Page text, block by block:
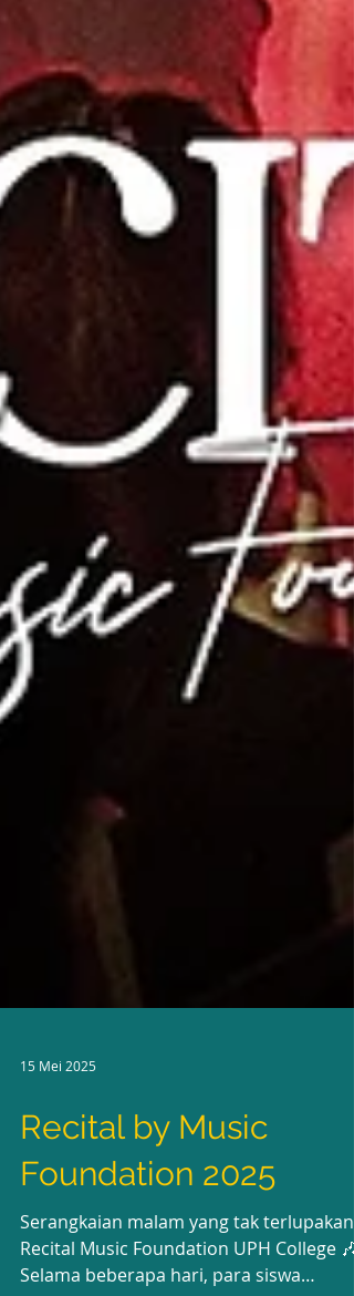
15 Mei 2025
Recital by Music
Foundation 2025
Serangkaian malam yang tak terlupakan